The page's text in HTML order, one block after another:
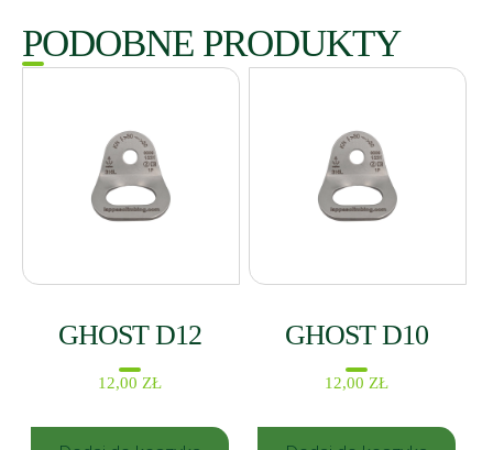
PODOBNE PRODUKTY
GHOST D12
12,00 ZŁ
GHOST D10
12,00 ZŁ